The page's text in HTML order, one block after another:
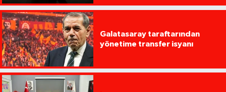
Galatasaray taraftarından
yönetime transfer isyanı